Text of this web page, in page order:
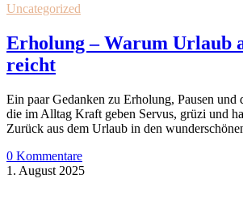
Uncategorized
Erholung – Warum Urlaub
reicht
Ein paar Gedanken zu Erholung, Pausen und
die im Alltag Kraft geben Servus, grüzi und
Zurück aus dem Urlaub in den
0 Kommentare
1. August 2025